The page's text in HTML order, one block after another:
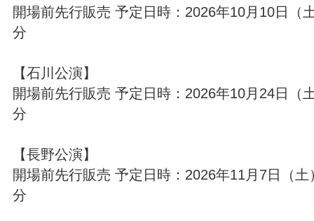
開場前先行販売 予定日時：2026年10月10日
分
【石川公演】
開場前先行販売 予定日時：2026年10月24日
分
【長野公演】
開場前先行販売 予定日時：2026年11月7日（
分